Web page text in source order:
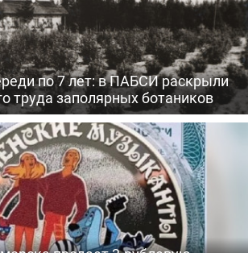
по 7 лет: в ПАБСИ раскрыли
труда заполярных ботаников